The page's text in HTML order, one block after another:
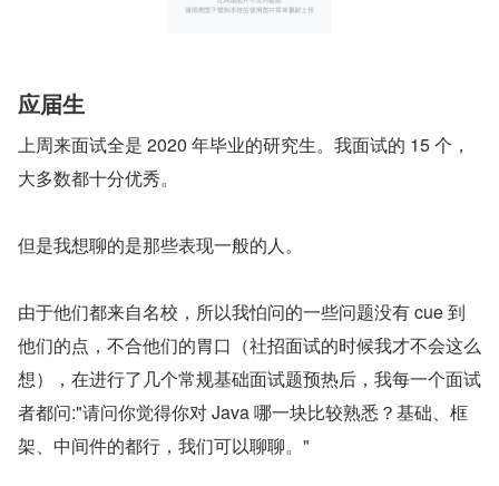
应届生
上周来面试全是 2020 年毕业的研究生。我面试的 15 个，
大多数都十分优秀。
但是我想聊的是那些表现一般的人。
由于他们都来自名校，所以我怕问的一些问题没有 cue 到
他们的点，不合他们的胃口（社招面试的时候我才不会这么
想），在进行了几个常规基础面试题预热后，我每一个面试
者都问:"请问你觉得你对 Java 哪一块比较熟悉？基础、框
架、中间件的都行，我们可以聊聊。"